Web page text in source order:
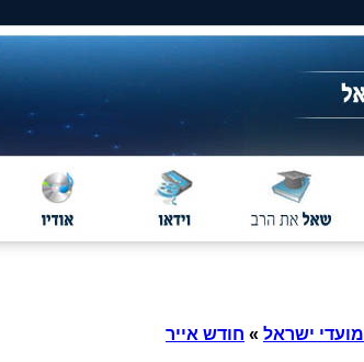
ישראל » חודש אייר